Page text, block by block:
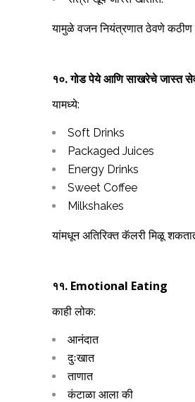
यामुळे वजन नियंत्रणात ठेवणे
१०. गोड पेये आणि साखरेचे जास्त
यामध्ये:
Soft Drinks
Packaged Juices
Energy Drinks
Sweet Coffee
Milkshakes
यांमधून अतिरिक्त कॅलरी मिळू
११. Emotional Eating
काही लोक:
आनंदात
दुःखात
ताणात
कंटाळा आला की